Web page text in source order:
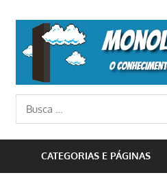
content
o
conhecimento
Busca
para:
CATEGORIAS E PÁGINAS